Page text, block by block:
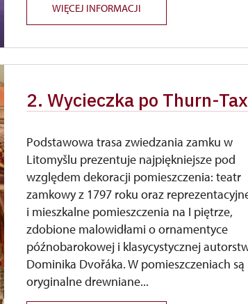
WIĘCEJ INFORMACJI
2. Wycieczka po Thurn-
Podstawowa trasa zwiedzania zamku w
Litomyšlu prezentuje najpiękniejsze pod
względem dekoracji pomieszczenia: teatr
zamkowy z 1797 roku oraz
i mieszkalne pomieszczenia na I piętrze,
zdobione malowidłami o ornamentyce
późnobarokowej i klasycystycznej
Dominika Dvořáka. W pomieszczeniach są
oryginalne drewniane...